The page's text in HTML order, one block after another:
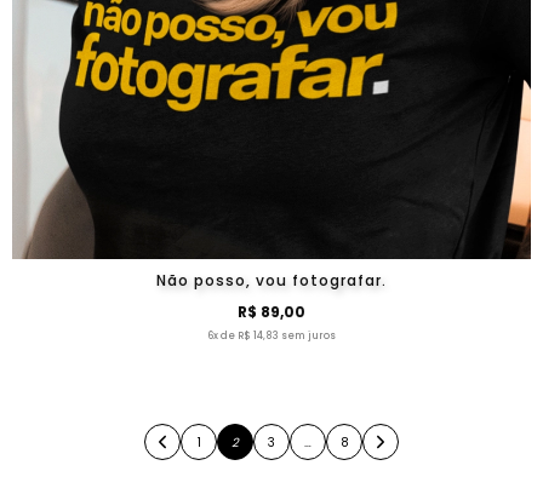
Não posso, vou fotografar.
R$ 89,00
6x de R$ 14,83 sem juros
1 2 3 … 8